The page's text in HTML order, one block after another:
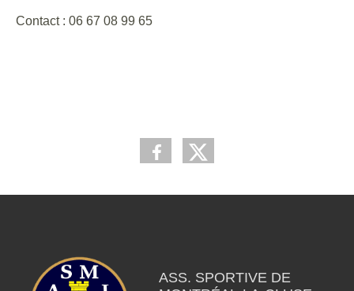
Contact : 06 67 08 99 65
ASS. SPORTIVE DE